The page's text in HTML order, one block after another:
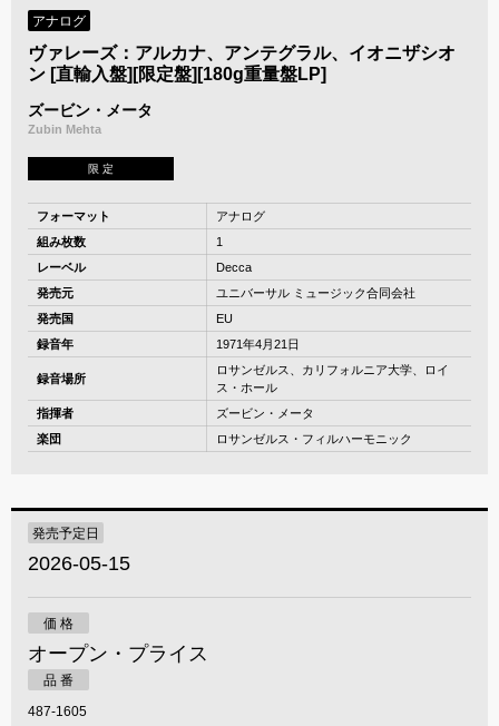
アナログ
ヴァレーズ：アルカナ、アンテグラル、イオニザシオ
ン [直輸入盤][限定盤][180g重量盤LP]
ズービン・メータ
Zubin Mehta
限 定
フォーマット
アナログ
組み枚数
1
レーベル
Decca
発売元
ユニバーサル ミュージック合同会社
発売国
EU
録音年
1971年4月21日
録音場所
ロサンゼルス、カリフォルニア大学、ロイ
ス・ホール
指揮者
ズービン・メータ
楽団
ロサンゼルス・フィルハーモニック
発売予定日
2026-05-15
価 格
オープン・プライス
品 番
487-1605